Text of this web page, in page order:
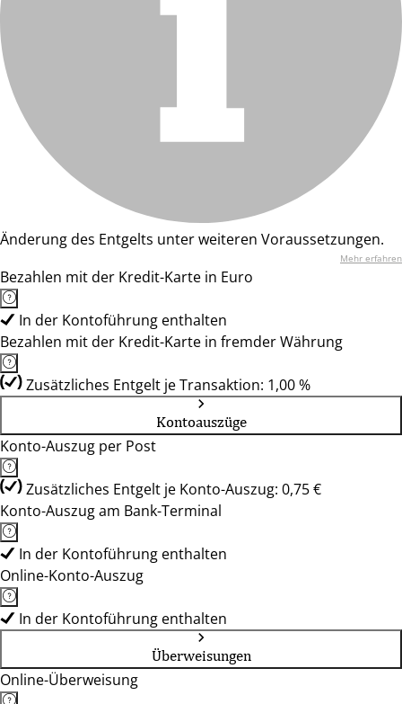
Änderung des Entgelts unter weiteren Voraussetzungen.
Mehr erfahren
Bezahlen mit der Kredit-Karte in Euro
In der Kontoführung enthalten
Bezahlen mit der Kredit-Karte in fremder Währung
Zusätzliches Entgelt je Transaktion: 1,00 %
Kontoauszüge
Konto-Auszug per Post
Zusätzliches Entgelt je Konto-Auszug: 0,75 €
Konto-Auszug am Bank-Terminal
In der Kontoführung enthalten
Online-Konto-Auszug
In der Kontoführung enthalten
Überweisungen
Online-Überweisung